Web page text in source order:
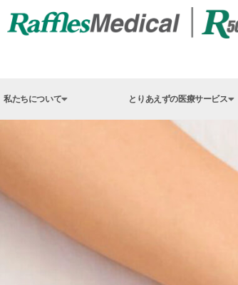
私たちについて とりあえずの医療サービス